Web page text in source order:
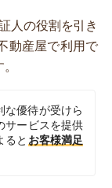
人の役割を引き
動産屋で利用で
な優待が受けら
サービスを提供
ると お客様満足